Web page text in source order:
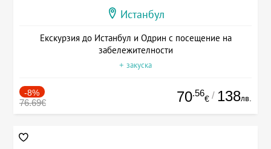
Истанбул
Екскурзия до Истанбул и Одрин с посещение на
забележителности
+ закуска
-8%
76.69€ 70.56
€ / 138лв.